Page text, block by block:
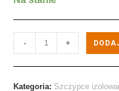
- +
Kategoria: Szczypce